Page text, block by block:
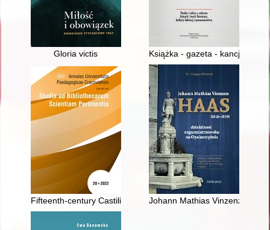
Gloria victis Książka - gazeta - kancjonał -
Fifteenth-century Castilian travel accounts as an example of
Johann Mathias Vinzenz Haas